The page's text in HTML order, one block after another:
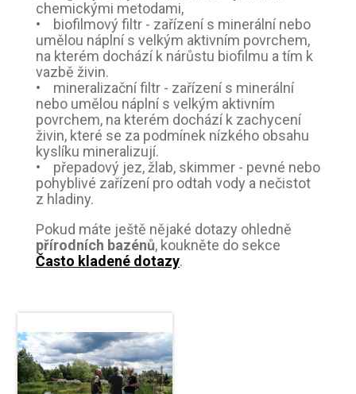
chemickými metodami,
• biofilmový filtr - zařízení s minerální nebo
umělou náplní s velkým aktivním povrchem,
na kterém dochází k nárůstu biofilmu a tím k
vazbě živin.
• mineralizační filtr - zařízení s minerální
nebo umělou náplní s velkým aktivním
povrchem, na kterém dochází k zachycení
živin, které se za podmínek nízkého obsahu
kyslíku mineralizují.
• přepadový jez, žlab, skimmer - pevné nebo
pohyblivé zařízení pro odtah vody a nečistot
z hladiny.
Pokud máte ještě nějaké dotazy ohledně
přírodních bazénů, koukněte do sekce
Často kladené dotazy.